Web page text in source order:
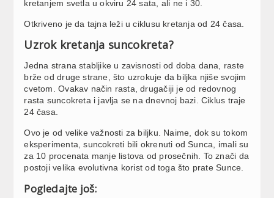
kretanjem svetla u okviru 24 sata, ali ne i 30.
Otkriveno je da tajna leži u ciklusu kretanja od 24 časa.
Uzrok kretanja suncokreta?
Jedna strana stabljike u zavisnosti od doba dana, raste
brže od druge strane, što uzrokuje da biljka njiše svojim
cvetom. Ovakav način rasta, drugačiji je od redovnog
rasta suncokreta i javlja se na dnevnoj bazi. Ciklus traje
24 časa.
Ovo je od velike važnosti za biljku. Naime, dok su tokom
eksperimenta, suncokreti bili okrenuti od Sunca, imali su
za 10 procenata manje listova od prosečnih. To znači da
postoji velika evolutivna korist od toga što prate Sunce.
Pogledajte još: